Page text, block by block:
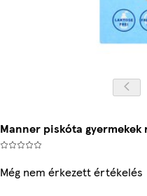
Manner piskóta
Még nem érkezett értékelés